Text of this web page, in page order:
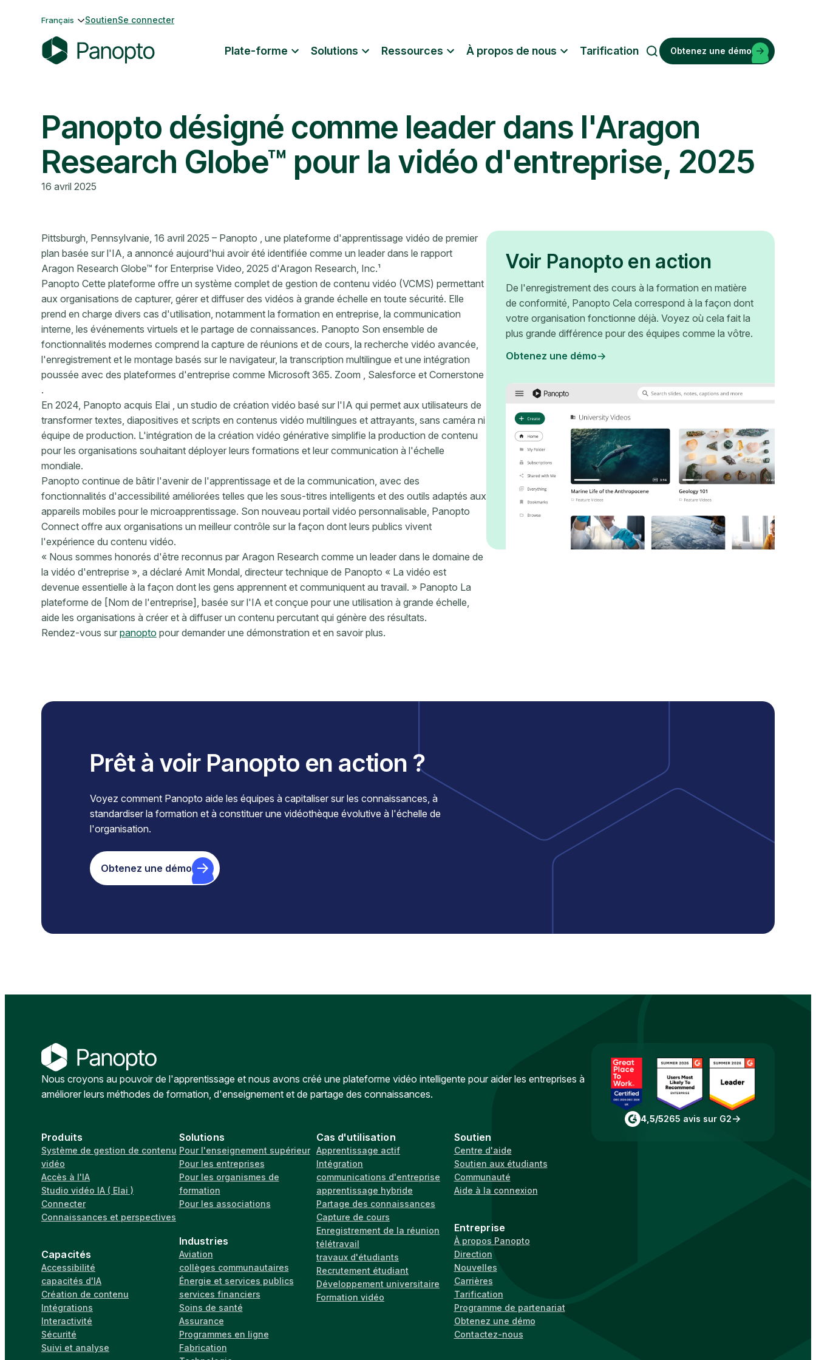
Français SoutienSe connecter
o
t
Plate-forme Solutions Ressources À propos de nous Tarification
R
e
r
c
h
Obtenez une démo
Panopto désigné comme leader dans l'Aragon
Research Globe™ pour la vidéo d'entreprise, 2025
16 avril 2025
Pittsburgh, Pennsylvanie, 16 avril 2025 – Panopto , une plateforme d'apprentissage vidéo de premier
plan basée sur l'IA, a annoncé aujourd'hui avoir été identifiée comme un leader dans le rapport
Aragon Research Globe™ for Enterprise Video, 2025 d'Aragon Research, Inc.¹
Panopto Cette plateforme offre un système complet de gestion de contenu vidéo (VCMS) permettant
aux organisations de capturer, gérer et diffuser des vidéos à grande échelle en toute sécurité. Elle
prend en charge divers cas d'utilisation, notamment la formation en entreprise, la communication
interne, les événements virtuels et le partage de connaissances. Panopto Son ensemble de
fonctionnalités modernes comprend la capture de réunions et de cours, la recherche vidéo avancée,
l'enregistrement et le montage basés sur le navigateur, la transcription multilingue et une intégration
poussée avec des plateformes d'entreprise comme Microsoft 365. Zoom , Salesforce et Cornerstone
.
En 2024, Panopto acquis Elai , un studio de création vidéo basé sur l'IA qui permet aux utilisateurs de
transformer textes, diapositives et scripts en contenus vidéo multilingues et attrayants, sans caméra ni
équipe de production. L'intégration de la création vidéo générative simplifie la production de contenu
pour les organisations souhaitant déployer leurs formations et leur communication à l'échelle
mondiale.
Panopto continue de bâtir l'avenir de l'apprentissage et de la communication, avec des
fonctionnalités d'accessibilité améliorées telles que les sous-titres intelligents et des outils adaptés aux
appareils mobiles pour le microapprentissage. Son nouveau portail vidéo personnalisable, Panopto
Connect offre aux organisations un meilleur contrôle sur la façon dont leurs publics vivent
l'expérience du contenu vidéo.
« Nous sommes honorés d'être reconnus par Aragon Research comme un leader dans le domaine de
la vidéo d'entreprise », a déclaré Amit Mondal, directeur technique de Panopto « La vidéo est
devenue essentielle à la façon dont les gens apprennent et communiquent au travail. » Panopto La
plateforme de [Nom de l'entreprise], basée sur l'IA et conçue pour une utilisation à grande échelle,
aide les organisations à créer et à diffuser un contenu percutant qui génère des résultats.
Rendez-vous sur panopto pour demander une démonstration et en savoir plus.
Voir Panopto en action
De l'enregistrement des cours à la formation en matière
de conformité, Panopto Cela correspond à la façon dont
votre organisation fonctionne déjà. Voyez où cela fait la
plus grande différence pour des équipes comme la vôtre.
Obtenez une démo
Prêt à voir Panopto en action ?
Voyez comment Panopto aide les équipes à capitaliser sur les connaissances, à
standardiser la formation et à constituer une vidéothèque évolutive à l'échelle de
l'organisation.
Obtenez une démo
Nous croyons au pouvoir de l'apprentissage et nous avons créé une plateforme vidéo intelligente pour aider les entreprises à
améliorer leurs méthodes de formation, d'enseignement et de partage des connaissances.
Produits
Système de gestion de contenu
vidéo
Accès à l'IA
Studio vidéo IA ( Elai )
Connecter
Connaissances et perspectives
Capacités
Accessibilité
capacités d'IA
Création de contenu
Intégrations
Interactivité
Sécurité
Suivi et analyse
Solutions
Pour l'enseignement supérieur
Pour les entreprises
Pour les organismes de
formation
Pour les associations
Industries
Aviation
collèges communautaires
Énergie et services publics
services financiers
Soins de santé
Assurance
Programmes en ligne
Fabrication
Cas d'utilisation
Apprentissage actif
Intégration
communications d'entreprise
apprentissage hybride
Partage des connaissances
Capture de cours
Enregistrement de la réunion
télétravail
travaux d'étudiants
Recrutement étudiant
Développement universitaire
Formation vidéo
Soutien
Centre d'aide
Soutien aux étudiants
Communauté
Aide à la connexion
Entreprise
À propos Panopto
Direction
Nouvelles
Carrières
Tarification
Programme de partenariat
Obtenez une démo
Contactez-nous
4,5/5265 avis sur G2